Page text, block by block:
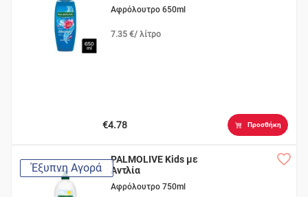
Αφρόλουτρο 650ml
7.35 €/ λίτρο
€4.78 Προσθήκη
Έξυπνη Αγορά
PALMOLIVE Kids με
Αντλία
Αφρόλουτρο 750ml